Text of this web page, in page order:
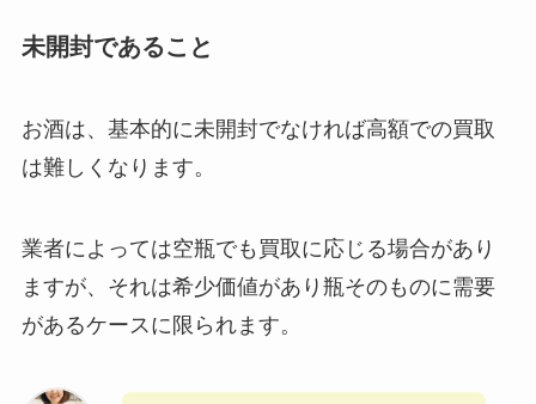
未開封であること
お酒は、基本的に未開封でなければ高額での買取
は難しくなります。
業者によっては空瓶でも買取に応じる場合があり
ますが、それは希少価値があり瓶そのものに需要
があるケースに限られます。